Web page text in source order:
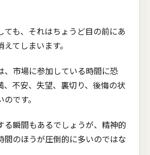
ても、それはちょうど目の前にあ
てしまいます。
、市場に参加している時間に恐
、不安、失望、裏切り、後悔の状
です。
る瞬間もあるでしょうが、精神的
間のほうが圧倒的に多いのではな